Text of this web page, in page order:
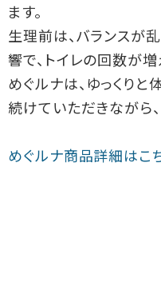
ます。
生理前は、バランスが
響で、トイレの回数が増
めぐルナは、ゆっくりと
続けていただきながら
めぐルナ商品詳細はこ